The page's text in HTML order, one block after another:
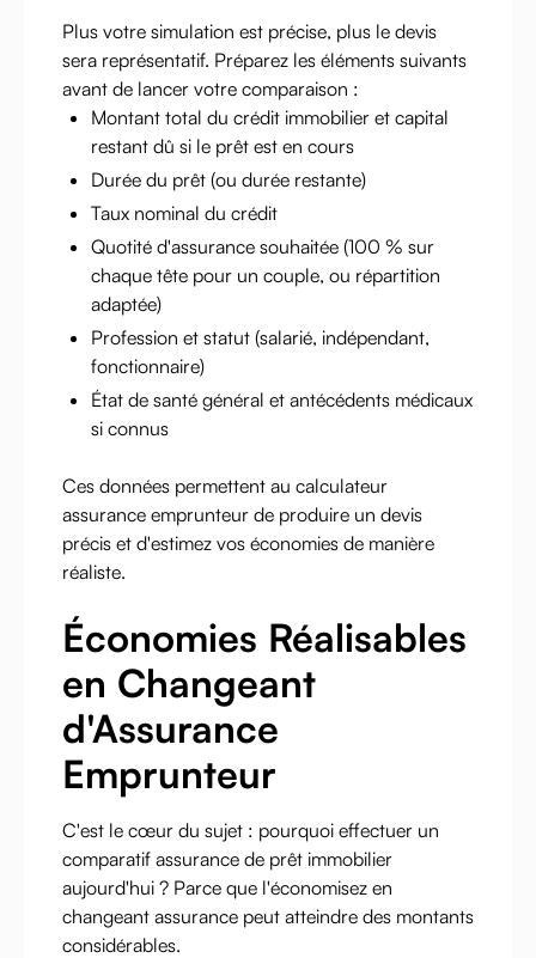
Plus votre simulation est précise, plus le devis
sera représentatif. Préparez les éléments suivants
avant de lancer votre comparaison :
Montant total du crédit immobilier et capital
restant dû si le prêt est en cours
Durée du prêt (ou durée restante)
Taux nominal du crédit
Quotité d'assurance souhaitée (100 % sur
chaque tête pour un couple, ou répartition
adaptée)
Profession et statut (salarié, indépendant,
fonctionnaire)
État de santé général et antécédents médicaux
si connus
Ces données permettent au calculateur
assurance emprunteur de produire un devis
précis et d'estimez vos économies de manière
réaliste.
Économies Réalisables
en Changeant
d'Assurance
Emprunteur
C'est le cœur du sujet : pourquoi effectuer un
comparatif assurance de prêt immobilier
aujourd'hui ? Parce que l'économisez en
changeant assurance peut atteindre des montants
considérables.